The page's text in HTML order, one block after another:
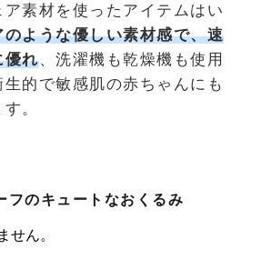
素材を使ったアイテムはい
のような優しい素材感で、速
優れ、洗濯機も乾燥機も使用
的で敏感肌の赤ちゃんにも
。
フのキュートなおくるみ